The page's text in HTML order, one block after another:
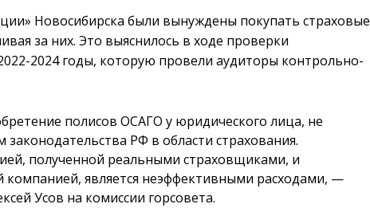
Новосибирска были вынуждены покупать страховые
за них. Это выяснилось в ходе проверки
2024 годы, которую провели аудиторы контрольно-
полисов ОСАГО у юридического лица, не
РФ в области страхования.
полученной реальными страховщиками, и
компанией, является неэффективными расходами, —
Усов на комиссии горсовета.